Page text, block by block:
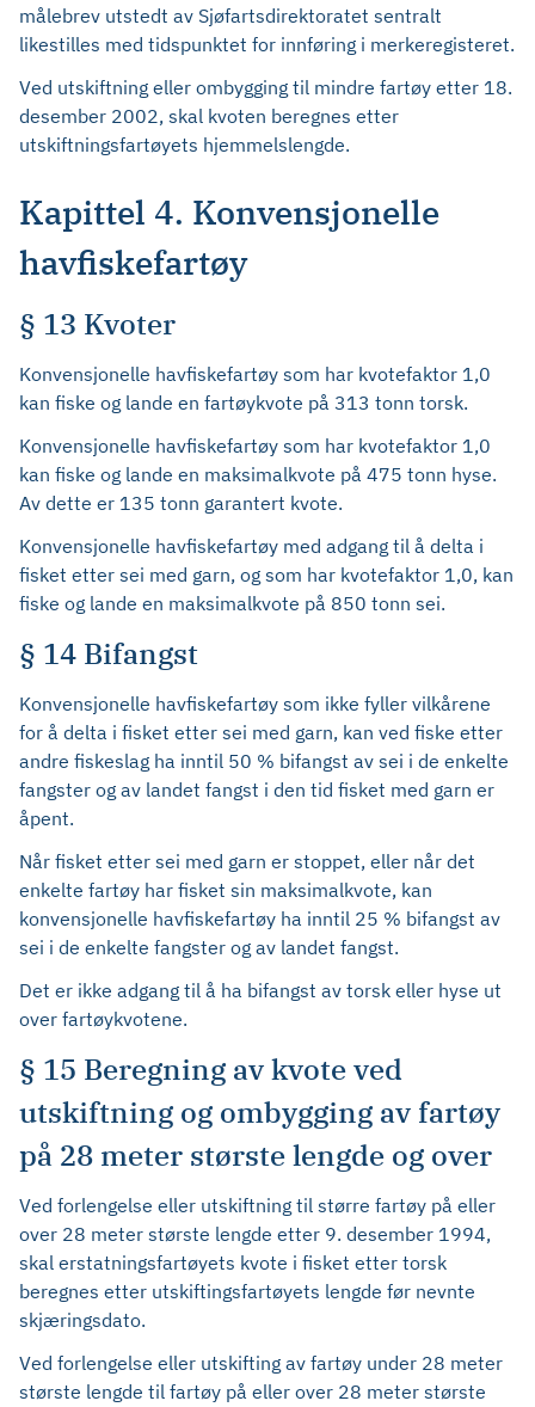
målebrev utstedt av Sjøfartsdirektoratet sentralt
likestilles med tidspunktet for innføring i merkeregisteret.
Ved utskiftning eller ombygging til mindre fartøy etter 18.
desember 2002, skal kvoten beregnes etter
utskiftningsfartøyets hjemmelslengde.
Kapittel 4. Konvensjonelle
havfiskefartøy
§ 13 Kvoter
Konvensjonelle havfiskefartøy som har kvotefaktor 1,0
kan fiske og lande en fartøykvote på 313 tonn torsk.
Konvensjonelle havfiskefartøy som har kvotefaktor 1,0
kan fiske og lande en maksimalkvote på 475 tonn hyse.
Av dette er 135 tonn garantert kvote.
Konvensjonelle havfiskefartøy med adgang til å delta i
fisket etter sei med garn, og som har kvotefaktor 1,0, kan
fiske og lande en maksimalkvote på 850 tonn sei.
§ 14 Bifangst
Konvensjonelle havfiskefartøy som ikke fyller vilkårene
for å delta i fisket etter sei med garn, kan ved fiske etter
andre fiskeslag ha inntil 50 % bifangst av sei i de enkelte
fangster og av landet fangst i den tid fisket med garn er
åpent.
Når fisket etter sei med garn er stoppet, eller når det
enkelte fartøy har fisket sin maksimalkvote, kan
konvensjonelle havfiskefartøy ha inntil 25 % bifangst av
sei i de enkelte fangster og av landet fangst.
Det er ikke adgang til å ha bifangst av torsk eller hyse ut
over fartøykvotene.
§ 15 Beregning av kvote ved
utskiftning og ombygging av fartøy
på 28 meter største lengde og over
Ved forlengelse eller utskiftning til større fartøy på eller
over 28 meter største lengde etter 9. desember 1994,
skal erstatningsfartøyets kvote i fisket etter torsk
beregnes etter utskiftingsfartøyets lengde før nevnte
skjæringsdato.
Ved forlengelse eller utskifting av fartøy under 28 meter
største lengde til fartøy på eller over 28 meter største